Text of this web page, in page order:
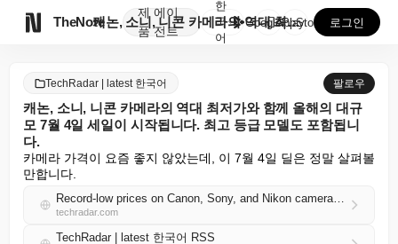
TheNote
제
품
에이
전트
캐논, 소니, 니콘 카메라의 역대 최저가와 함께 올해의...
한
국
어
GooglePlay
AppStore 로그인
TechRadar | latest 한국어 팔로우
캐논, 소니, 니콘 카메라의 역대 최저가와 함께 올해의 대규
모 7월 4일 세일이 시작됩니다. 최고 등급 모델도 포함됩니
다.
카메라 가격이 요즘 좋지 않았는데, 이 7월 4일 딜은 정말 살펴볼
만합니다.
Record-low prices on Canon, Sony, and Nikon cameras headline this year's huge 4th of July sales — including top-rated models
techradar.com
TechRadar | latest 한국어 RSS